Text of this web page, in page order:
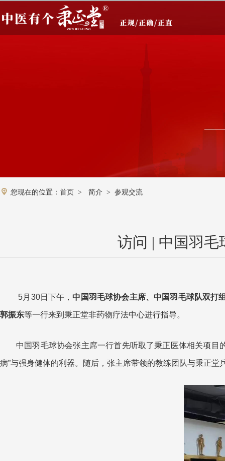
您现在的位置： 首页 > 简介 > 参观交流
访问 | 中国羽
5月30日下午， 中国羽毛球协会主席、中国羽毛球队双打
郭振东等一行来到秉正堂非药物疗法中心进行指导。
中国羽毛球协会张主席一行首先听取了秉正医体相关项
病”与强身健体的利器。随后，张主席带领的教练团队与秉正